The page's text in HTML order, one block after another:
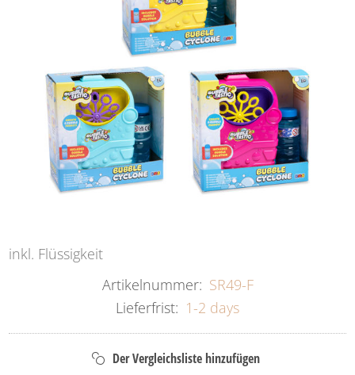
inkl. Flüssigkeit
Artikelnummer: SR49-F
Lieferfrist: 1-2 days